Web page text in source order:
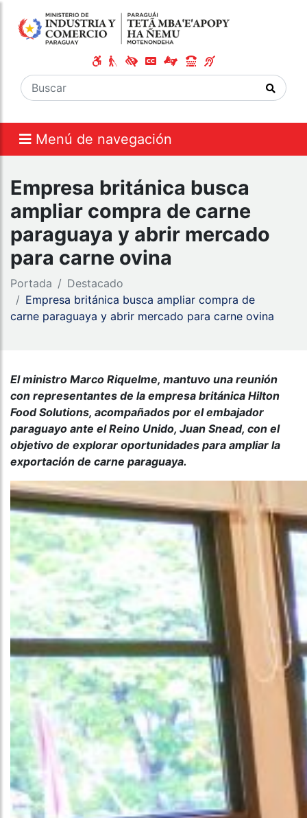
Menú de navegación
Empresa británica busca
ampliar compra de carne
paraguaya y abrir mercado
para carne ovina
Portada
Destacado
Empresa británica busca ampliar compra de
carne paraguaya y abrir mercado para carne ovina
El ministro Marco Riquelme, mantuvo una reunión
con representantes de la empresa británica Hilton
Food Solutions, acompañados por el embajador
paraguayo ante el Reino Unido, Juan Snead, con el
objetivo de explorar oportunidades para ampliar la
exportación de carne paraguaya.